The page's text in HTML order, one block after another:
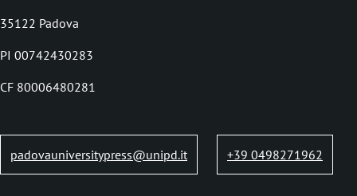
u
m
b
35122 Padova
PI 00742430283
CF 80006480281
padovauniversitypress@unipd.it +39 0498271962